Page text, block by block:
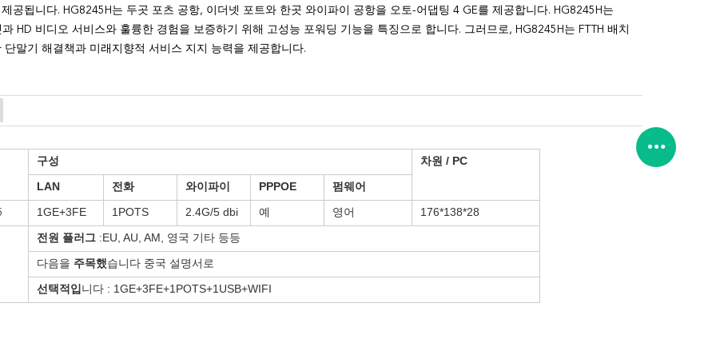
공됩니다. HG8245H는 두곳 포츠 공항, 이더넷 포트와 한곳 와이파이 공항을 오토-어댑팅 4 GE를 제공합니다. HG8245H는
과 HD 비디오 서비스와 훌륭한 경험을 보증하기 위해 고성능 포워딩 기능을 특징으로 합니다. 그러므로, HG8245H는 FTTH 배치
단말기 해결책과 미래지향적 서비스 지지 능력을 제공합니다.
구성
차원 / PC
LAN
전화 와이파이 PPPOE 펌웨어
1GE+3FE 1POTS 2.4G/5 dbi 예 영어
176*138*28
전원 플러그 :EU, AU, AM, 영국 기타 등등
다음을 주목했습니다 중국 설명서로
선택적입 니다 : 1GE+3FE+1POTS+1USB+WIFI